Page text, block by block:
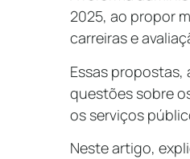
2025, ao propor
carreiras e
Essas
questões sobre
os serviços
Neste artigo,